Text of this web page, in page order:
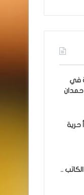
في
حمدان
حرية
..